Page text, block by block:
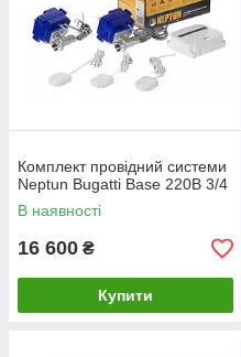
Комплект провідний системи
Neptun Bugatti Base 220B 3/4
В наявності
16 600 ₴
Купити